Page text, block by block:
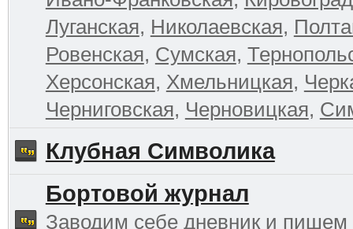
Луганская, Николаевская,
Ровенская, Сумская,
Херсонская, Хмельницкая,
Черниговская, Черновицкая,
Клубная Символика
Бортовой журнал
Заводим себе дневник и пишем